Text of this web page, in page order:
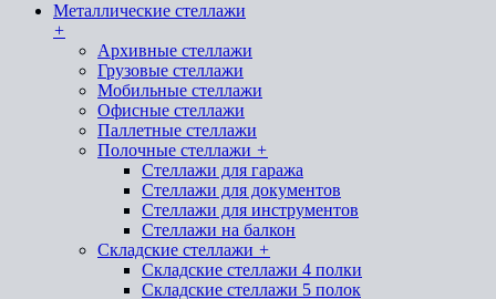
Металлические стеллажи
+
Архивные стеллажи
Грузовые стеллажи
Мобильные стеллажи
Офисные стеллажи
Паллетные стеллажи
Полочные стеллажи +
Стеллажи для гаража
Стеллажи для документов
Стеллажи для инструментов
Стеллажи на балкон
Складские стеллажи +
Складские стеллажи 4 полки
Складские стеллажи 5 полок